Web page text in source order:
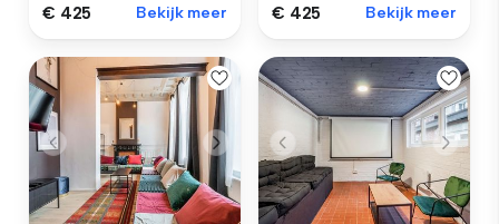
€ 425 Bekijk meer € 425 Bekijk meer